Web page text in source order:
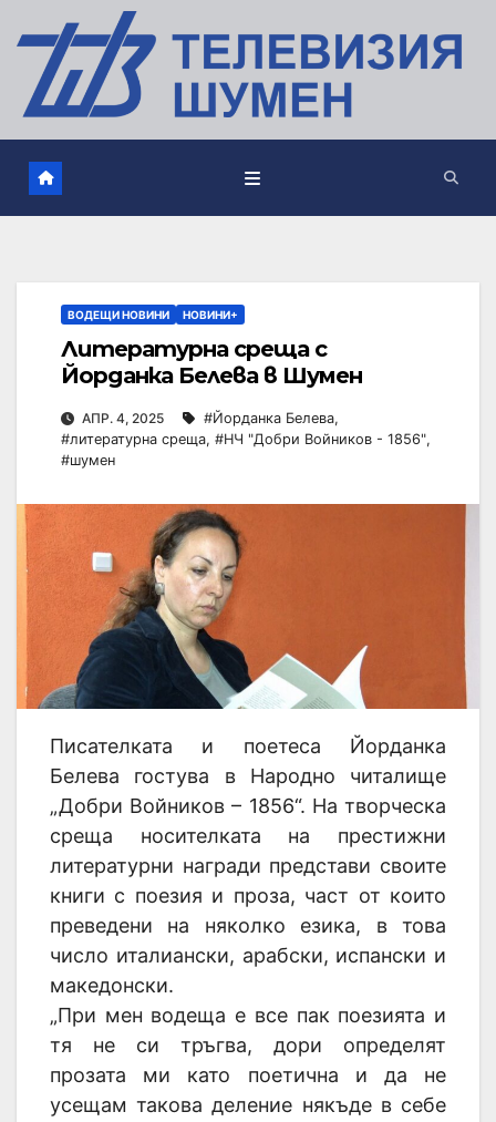
ВОДЕЩИ НОВИНИ НОВИНИ+
Литературна среща с
Йорданка Белева в Шумен
АПР. 4, 2025 #Йорданка Белева,
#литературна среща, #НЧ "Добри Войников - 1856",
#шумен
Писателката и поетеса Йорданка
Белева гостува в Народно читалище
„Добри Войников – 1856“. На творческа
среща носителката на престижни
литературни награди представи своите
книги с поезия и проза, част от които
преведени на няколко езика, в това
число италиански, арабски, испански и
македонски.
„При мен водеща е все пак поезията и
тя не си тръгва, дори определят
прозата ми като поетична и да не
усещам такова деление някъде в себе